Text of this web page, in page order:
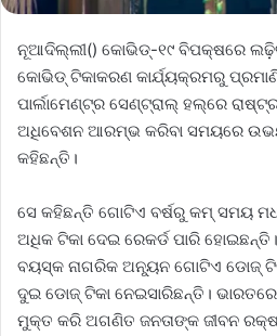
ନୂଆଦିଲ୍ଲୀ() କୋଭିଡ୍‌-୧୯ ବିପକ୍ଷରେ
କୋଭିଡ୍‌ ଟିକାକରଣ କାର୍ଯ୍ୟକ୍ରମରୁ
ପାର୍ଲାମେଣ୍ଟ୍‌ର ସେଣ୍ଟ୍ରାଲ୍‌ ହଲ୍‌ରେ
ଅଧିବେଶନ ଆରମ୍ଭ କରିବା ସମୟରେ
କହିଛନ୍ତି।
ସେ କହିଛନ୍ତି ଗୋଟିଏ ବର୍ଷରୁ କମ୍ ସମୟ
ଅଧିକ ଟିକା ଦେଇ ରେକର୍ଡ ପାରି
ବୟସ୍କ ନାଗରିକ ଅନ୍ୟୂନ ଗୋଟିଏ ଡୋଜ୍‌
ଦୁଇ ଡୋଜ୍‌ ଟିକା ନେଇସାରିଛନ୍ତି।
ମୁକ୍ତ କରି ଅଗଣିତ ଜନତାଙ୍କ ଜୀବନ